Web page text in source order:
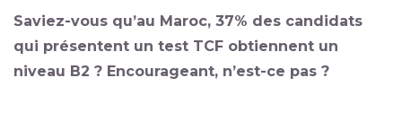
Saviez-vous qu’au Maroc, 37% des candidats
qui présentent un test TCF obtiennent un
niveau B2 ? Encourageant, n’est-ce pas ?